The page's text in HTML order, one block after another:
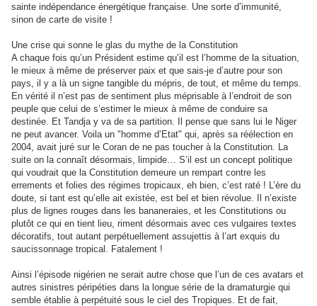
sainte indépendance énergétique française. Une sorte d’immunité,
sinon de carte de visite !
Une crise qui sonne le glas du mythe de la Constitution
A chaque fois qu’un Président estime qu’il est l’homme de la situation,
le mieux à même de préserver paix et que sais-je d’autre pour son
pays, il y a là un signe tangible du mépris, de tout, et même du temps.
En vérité il n’est pas de sentiment plus méprisable à l’endroit de son
peuple que celui de s’estimer le mieux à même de conduire sa
destinée. Et Tandja y va de sa partition. Il pense que sans lui le Niger
ne peut avancer. Voila un "homme d’Etat" qui, après sa réélection en
2004, avait juré sur le Coran de ne pas toucher à la Constitution. La
suite on la connaît désormais, limpide… S’il est un concept politique
qui voudrait que la Constitution demeure un rempart contre les
errements et folies des régimes tropicaux, eh bien, c’est raté ! L’ère du
doute, si tant est qu’elle ait existée, est bel et bien révolue. Il n’existe
plus de lignes rouges dans les bananeraies, et les Constitutions ou
plutôt ce qui en tient lieu, riment désormais avec ces vulgaires textes
décoratifs, tout autant perpétuellement assujettis à l’art exquis du
saucissonnage tropical. Fatalement !
Ainsi l’épisode nigérien ne serait autre chose que l’un de ces avatars et
autres sinistres péripéties dans la longue série de la dramaturgie qui
semble établie à perpétuité sous le ciel des Tropiques. Et de fait,